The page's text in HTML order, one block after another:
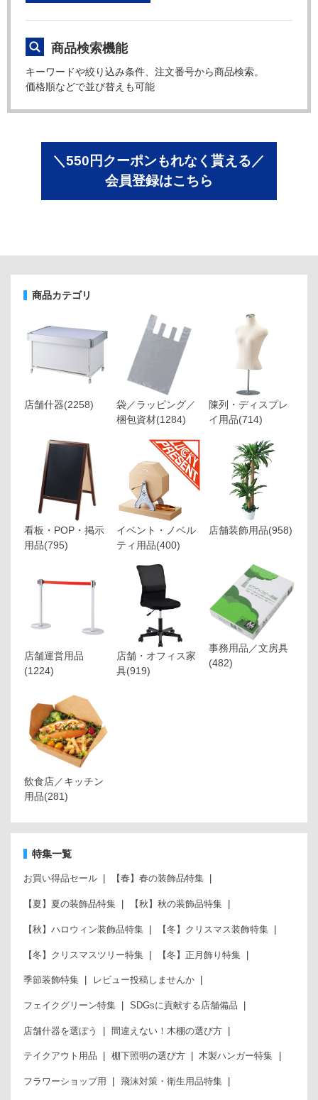
商品検索機能
キーワードや絞り込み条件、注文番号から商品検索。
価格順などで並び替えも可能
＼550円クーポンもれなく貰える／
会員登録はこちら
商品カテゴリ
店舗什器(2258)
袋／ラッピング／
梱包資材(1284)
陳列・ディスプレ
イ用品(714)
看板・POP・掲示
用品(795)
イベント・ノベル
ティ用品(400)
店舗装飾用品(958)
店舗運営用品
(1224)
店舗・オフィス家
具(919)
事務用品／文房具
(482)
飲食店／キッチン
用品(281)
特集一覧
お買い得品セール 【春】春の装飾品特集
【夏】夏の装飾品特集 【秋】秋の装飾品特集
【秋】ハロウィン装飾品特集 【冬】クリスマス装飾特集
【冬】クリスマスツリー特集 【冬】正月飾り特集
季節装飾特集 レビュー投稿しませんか
フェイクグリーン特集 SDGsに貢献する店舗備品
店舗什器を選ぼう 間違えない！木棚の選び方
テイクアウト用品 棚下照明の選び方 木製ハンガー特集
フラワーショップ用 飛沫対策・衛生用品特集